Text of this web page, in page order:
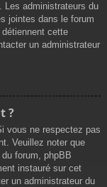
Les administrateurs du
jointes dans le forum
cette
un administrateur
?
vous ne respectez pas
Veuillez noter que
forum, phpBB
instauré sur cet
un administrateur du